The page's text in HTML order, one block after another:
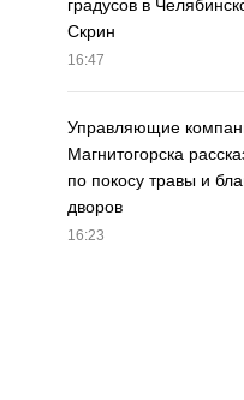
градусов в
Скрин
16:47
Управляющие
Магнитогорска
по покосу травы и
дворов
16:23